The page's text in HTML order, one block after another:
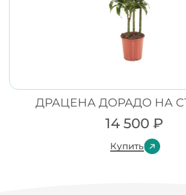
ДРАЦЕНА ДОРАДО НА
14 500₽
Купить